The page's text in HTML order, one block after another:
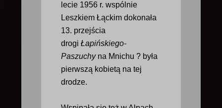
lecie 1956 r. wspólnie
Leszkiem Łąckim dokonała
13. przejścia
drogi Łapińskiego-
Paszuchyna Mnichu ? była
pierwszą kobietą na tej
drodze.